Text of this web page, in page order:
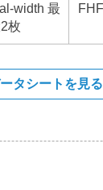
width 最
枚
タシートを見る